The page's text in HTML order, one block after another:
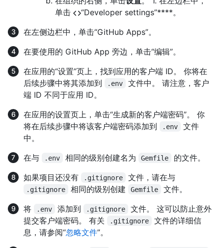
单击
“Developer settings”****。
在左侧边栏中，单击“GitHub Apps”。
在要使用的 GitHub App 旁边，单击“编辑”。
在应用的“设置”页上，找到应用的客户端 ID。 你将在
后续步骤中将其添加到
.env
文件中。 请注意，客户
端 ID 不同于应用 ID。
在应用的设置页上，单击“生成新的客户端密码”。 你
将在后续步骤中将该客户端密码添加到
.env
文件
中。
在与
.env 相同的级别创建名为 Gemfile
的文件。
如果项目还没有
.gitignore 文件，请在与
.gitignore 相同的级别创建 Gemfile
文件。
将
.env 添加到 .gitignore
文件。 这可以防止意外
提交客户端密码。 有关
.gitignore
文件的详细信
息，请参阅“忽略文件”。